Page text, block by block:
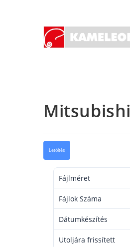
Letöltés
Fájlméret
Fájlok Száma
Dátumkészítés
Utoljára frissített